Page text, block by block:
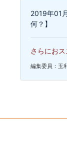
2019年01
何？】
さらにお
編集委員：玉